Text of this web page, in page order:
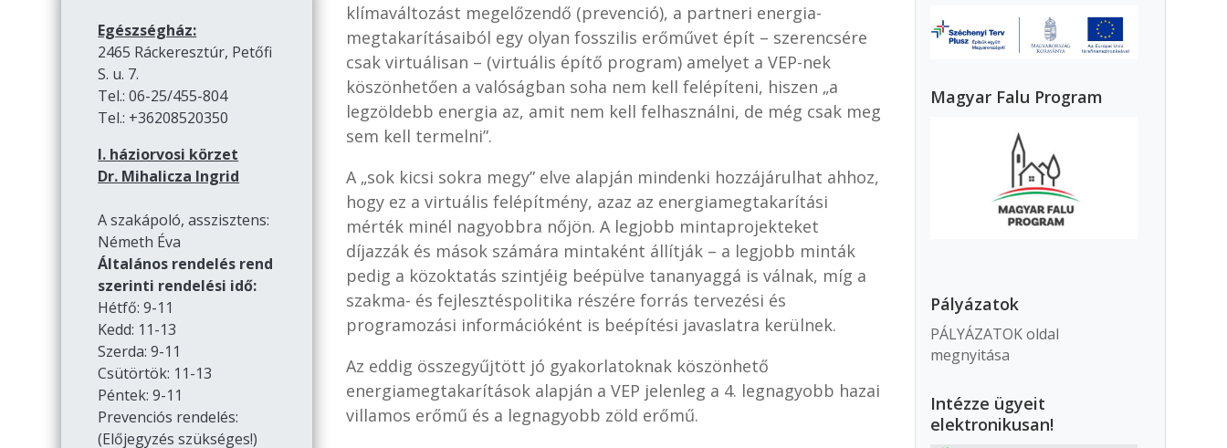
Egészségház:
2465 Ráckeresztúr, Petőfi
S. u. 7.
Tel.: 06-25/455-804
Tel.: +36208520350
I. háziorvosi körzet
Dr. Mihalicza Ingrid
A szakápoló, asszisztens:
Németh Éva
Általános rendelés rend
szerinti rendelési idő:
Hétfő: 9-11
Kedd: 11-13
Szerda: 9-11
Csütörtök: 11-13
Péntek: 9-11
Prevenciós rendelés:
(Előjegyzés szükséges!)
klímaváltozást megelőzendő (prevenció), a partneri energia-
megtakarításaiból egy olyan fosszilis erőművet épít – szerencsére
csak virtuálisan – (virtuális építő program) amelyet a VEP-nek
köszönhetően a valóságban soha nem kell felépíteni, hiszen „a
legzöldebb energia az, amit nem kell felhasználni, de még csak meg
sem kell termelni”.
A „sok kicsi sokra megy” elve alapján mindenki hozzájárulhat ahhoz,
hogy ez a virtuális felépítmény, azaz az energiamegtakarítási
mérték minél nagyobbra nőjön. A legjobb mintaprojekteket
díjazzák és mások számára mintaként állítják – a legjobb minták
pedig a közoktatás szintjéig beépülve tananyaggá is válnak, míg a
szakma- és fejlesztéspolitika részére forrás tervezési és
programozási információként is beépítési javaslatra kerülnek.
Az eddig összegyűjtött jó gyakorlatoknak köszönhető
energiamegtakarítások alapján a VEP jelenleg a 4. legnagyobb hazai
villamos erőmű és a legnagyobb zöld erőmű.
Magyar Falu Program
Pályázatok
PÁLYÁZATOK oldal
megnyitása
Intézze ügyeit
elektronikusan!